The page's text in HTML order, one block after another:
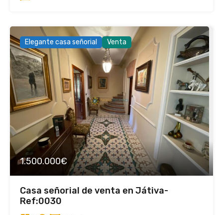
Elegante casa señorial Venta
1.500.000€
Casa señorial de venta en Játiva-
Ref:0030